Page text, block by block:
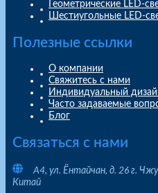
Геометрические LED-
Шестиугольные LED-
Полезные ссылки
О компании
Свяжитесь с нами
Индивидуальный
Часто задаваемые
Блог
Связаться с нами
A4, ул. Ёнтайчан, д. 26 г.
Китай